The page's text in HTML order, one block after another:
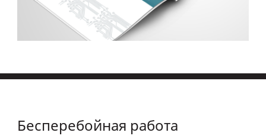
Бесперебойная работа